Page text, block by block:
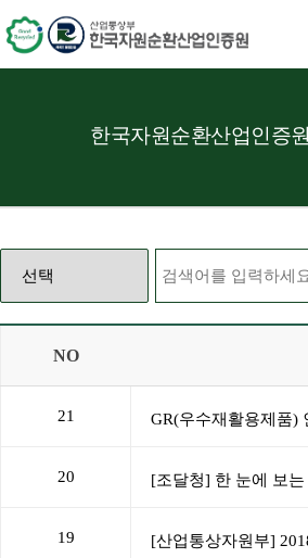
한국자원순환산업인증원
NO
21
20
19